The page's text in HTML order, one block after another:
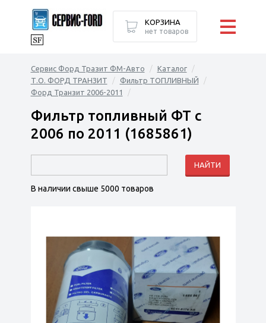
Сервис Форд Тразит ФМ-Авто
Каталог
Т.О. ФОРД ТРАНЗИТ
Фильтр ТОПЛИВНЫЙ
Форд Транзит 2006-2011
Фильтр топливный ФТ с
2006 по 2011 (1685861)
В наличии свыше 5000 товаров
КОРЗИНА
нет товаров